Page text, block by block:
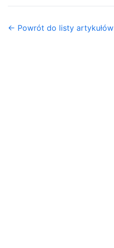
← Powrót do listy artykułów